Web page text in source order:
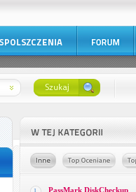
PassMark DiskCheckup